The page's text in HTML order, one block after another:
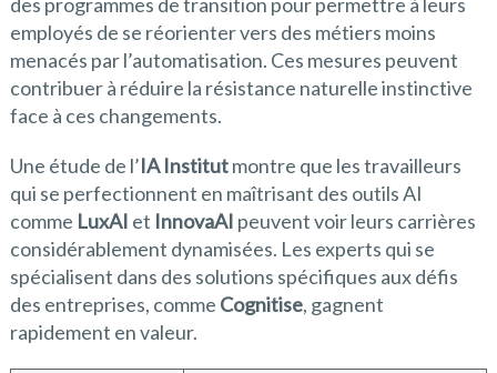
employés de se réorienter vers des métiers moins
menacés par l’automatisation. Ces mesures peuvent
contribuer à réduire la résistance naturelle instinctive
face à ces changements.
Une étude de l’IA Institutmontre que les travailleurs
qui se perfectionnent en maîtrisant des outils AI
comme LuxAI et InnovaAI peuvent voir leurs carrières
considérablement dynamisées. Les experts qui se
spécialisent dans des solutions spécifiques aux défis
des entreprises, comme Cognitise, gagnent
rapidement en valeur.